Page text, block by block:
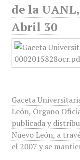
de la
Abril 30
Gaceta
León, Órgano
publicada y
Nuevo León, a
el 2007 y se